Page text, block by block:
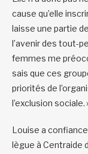
cause qu’elle
laisse une partie
l’avenir des tout-
femmes me
sais que ces
priorités de
l’exclusion sociale.
Louise a
lègue à Centraide